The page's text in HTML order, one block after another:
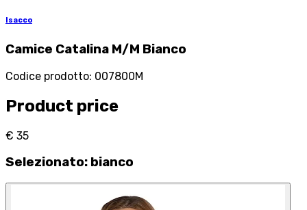
Isacco
Camice Catalina M/M Bianco
Codice prodotto: 007800M
Product price
€ 35
Selezionato: bianco